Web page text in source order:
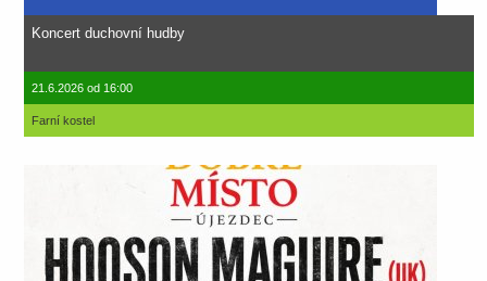
Koncert duchovní hudby
21.6.2026 od 16:00
Farní kostel